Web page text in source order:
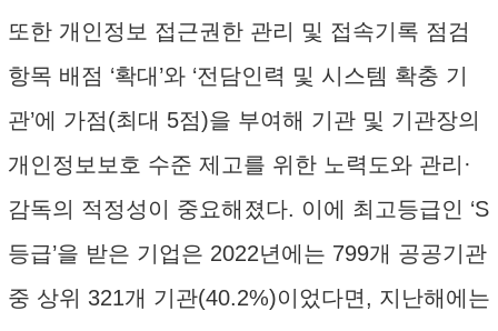
또한 개인정보 접근권한 관리 및 접속기록 점검
항목 배점 ‘확대’와 ‘전담인력 및 시스템 확충 기
관’에 가점(최대 5점)을 부여해 기관 및 기관장의
개인정보보호 수준 제고를 위한 노력도와 관리·
감독의 적정성이 중요해졌다. 이에 최고등급인 ‘S
등급’을 받은 기업은 2022년에는 799개 공공기관
중 상위 321개 기관(40.2%)이었다면, 지난해에는